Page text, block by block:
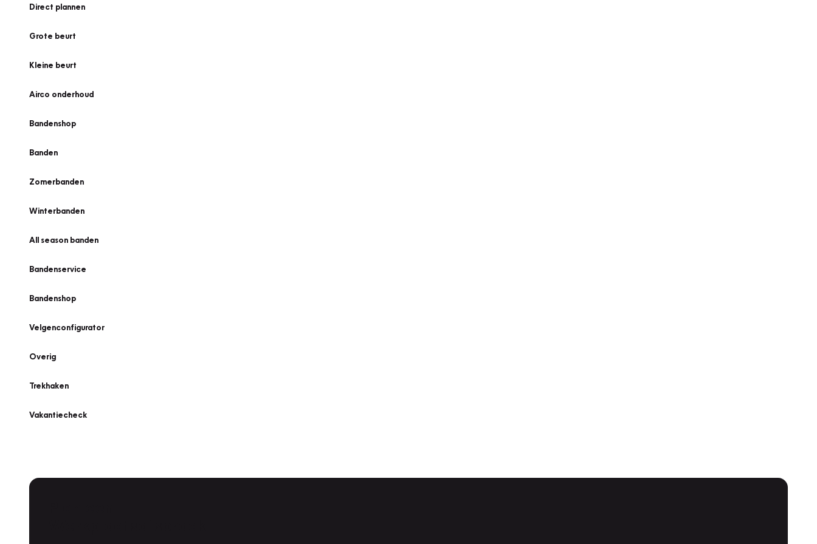
Direct plannen
Grote beurt
Kleine beurt
Airco onderhoud
Bandenshop
Banden
Zomerbanden
Winterbanden
All season banden
Bandenservice
Bandenshop
Velgenconfigurator
Overig
Trekhaken
Vakantiecheck